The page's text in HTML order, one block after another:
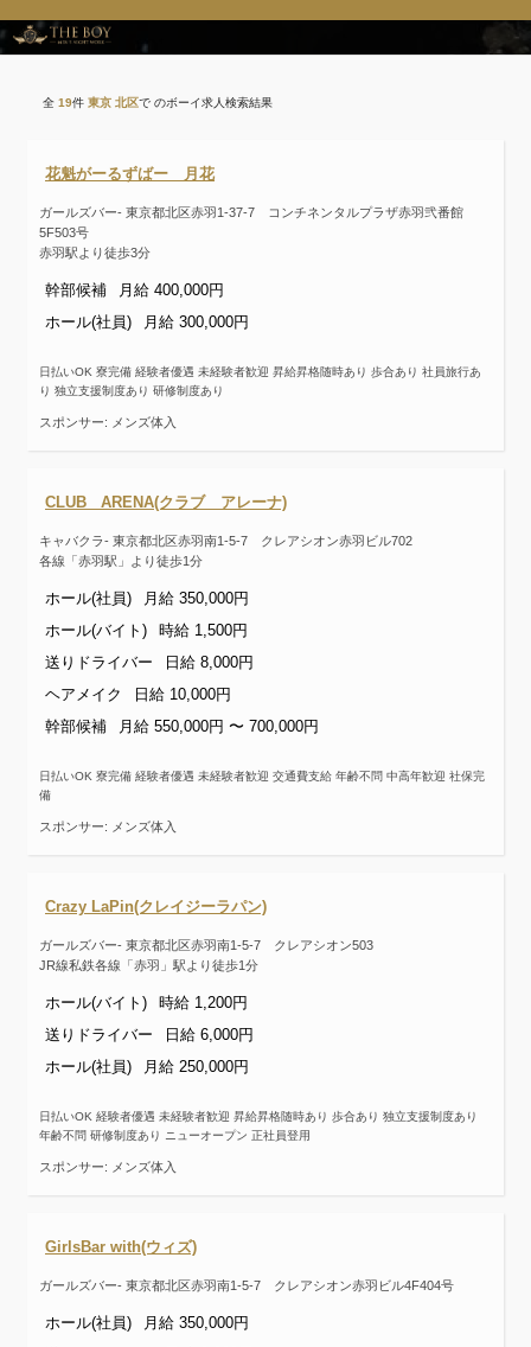
全 19件 東京 北区で のボーイ求人検索結果
花魁がーるずばー 月花
ガールズバー- 東京都北区赤羽1-37-7 コンチネンタルプラザ赤羽弐番館
5F503号
赤羽駅より徒歩3分
幹部候補
月給 400,000円
ホール(社員)
月給 300,000円
日払いOK 寮完備 経験者優遇 未経験者歓迎 昇給昇格随時あり 歩合あり 社員旅行あ
り 独立支援制度あり 研修制度あり
スポンサー: メンズ体入
CLUB ARENA(クラブ アレーナ)
キャバクラ- 東京都北区赤羽南1-5-7 クレアシオン赤羽ビル702
各線「赤羽駅」より徒歩1分
ホール(社員)
月給 350,000円
ホール(バイト)
時給 1,500円
送りドライバー
日給 8,000円
ヘアメイク
日給 10,000円
幹部候補
月給 550,000円 〜 700,000円
日払いOK 寮完備 経験者優遇 未経験者歓迎 交通費支給 年齢不問 中高年歓迎 社保完
備
スポンサー: メンズ体入
Crazy LaPin(クレイジーラパン)
ガールズバー- 東京都北区赤羽南1-5-7 クレアシオン503
JR線私鉄各線「赤羽」駅より徒歩1分
ホール(バイト)
時給 1,200円
送りドライバー
日給 6,000円
ホール(社員)
月給 250,000円
日払いOK 経験者優遇 未経験者歓迎 昇給昇格随時あり 歩合あり 独立支援制度あり
年齢不問 研修制度あり ニューオープン 正社員登用
スポンサー: メンズ体入
GirlsBar with(ウィズ)
ガールズバー- 東京都北区赤羽南1-5-7 クレアシオン赤羽ビル4F404号
ホール(社員)
月給 350,000円